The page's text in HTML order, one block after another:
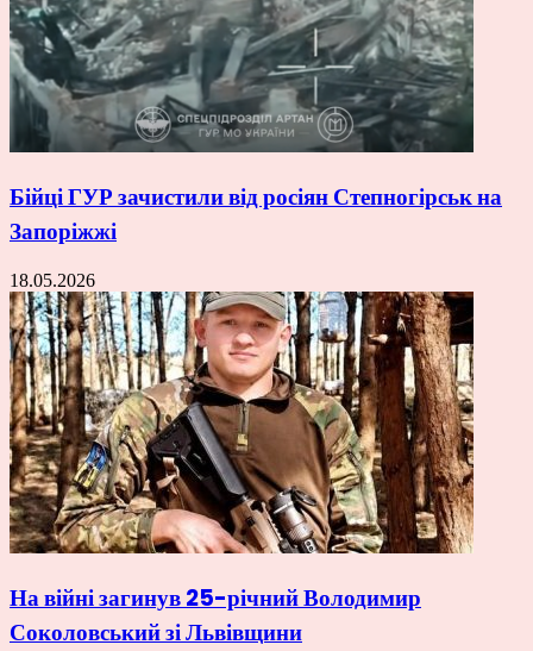
Бійці ГУР зачистили від росіян Степногірськ на
Запоріжжі
18.05.2026
На війні загинув 25-річний Володимир
Соколовський зі Львівщини